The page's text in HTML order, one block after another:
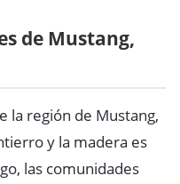
de Mustang,
la región de Mustang,
y la madera es
las comunidades